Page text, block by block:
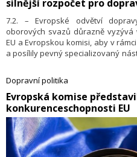
Evropské komisi – spolu s
(Destination 2050 — A Route to Net
silnější rozpočet pro
7.2. – Evropské odvětví
oborových svazů důrazně
EU a Evropskou komisi, aby v
a posílily pevný specializovaný
jindy. Je jedinou zárukou
EU, podpory
její odolnosti a vojenské
Dopravní politika
​Evropská komise
konkurenceschopnosti EU